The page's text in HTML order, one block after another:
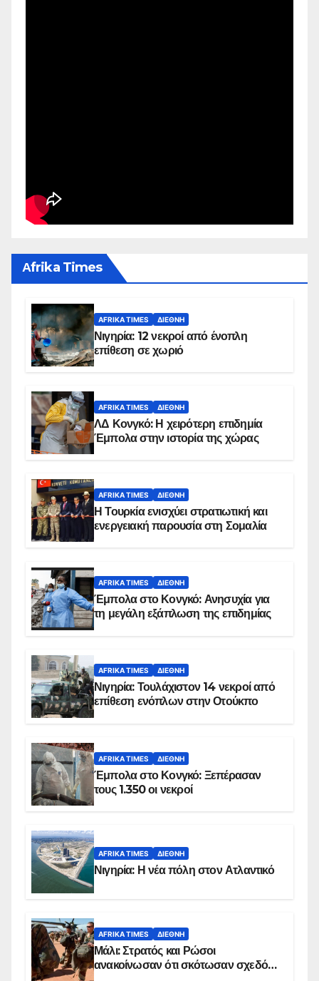
Αfrika Times
AFRIKA TIMES ΔΙΕΘΝΉ
Νιγηρία: 12 νεκροί από ένοπλη
επίθεση σε χωριό
AFRIKA TIMES ΔΙΕΘΝΉ
ΛΔ Κονγκό: Η χειρότερη επιδημία
Έμπολα στην ιστορία της χώρας
AFRIKA TIMES ΔΙΕΘΝΉ
Η Τουρκία ενισχύει στρατιωτική και
ενεργειακή παρουσία στη Σομαλία
AFRIKA TIMES ΔΙΕΘΝΉ
Έμπολα στο Κονγκό: Ανησυχία για
τη μεγάλη εξάπλωση της επιδημίας
AFRIKA TIMES ΔΙΕΘΝΉ
Νιγηρία: Τουλάχιστον 14 νεκροί από
επίθεση ενόπλων στην Οτούκπο
AFRIKA TIMES ΔΙΕΘΝΉ
Έμπολα στο Κονγκό: Ξεπέρασαν
τους 1.350 οι νεκροί
AFRIKA TIMES ΔΙΕΘΝΉ
Νιγηρία: Η νέα πόλη στον Ατλαντικό
AFRIKA TIMES ΔΙΕΘΝΉ
Μάλι: Στρατός και Ρώσοι
ανακοίνωσαν ότι σκότωσαν σχεδόν